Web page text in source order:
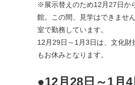
※展示替えのため12月27日か
館。この間、見学はできませ
室で勤務しています。
12月29日～1月3日は、文化財
もお休みとなります。
●12月28日～1月4